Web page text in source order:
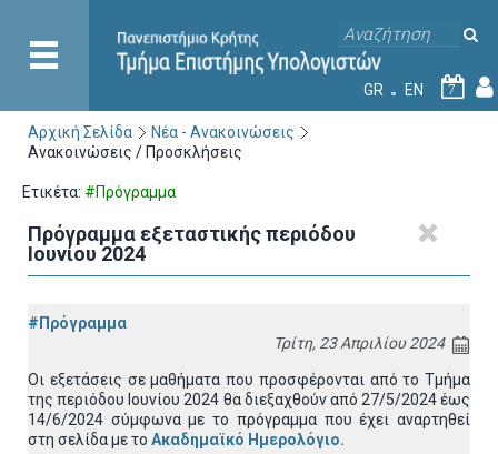
GR EN 7
Αρχική Σελίδα
Νέα - Ανακοινώσεις
Ανακοινώσεις / Προσκλήσεις
Ετικέτα: #Πρόγραμμα
Πρόγραμμα εξεταστικής περιόδου
Ιουνίου 2024
#Πρόγραμμα
Τρίτη, 23 Απριλίου 2024
Οι εξετάσεις σε μαθήματα που προσφέρονται από το Τμήμα
της περιόδου Ιουνίου 2024 θα διεξαχθούν από 27/5/2024 έως
14/6/2024 σύμφωνα με το πρόγραμμα που έχει αναρτηθεί
στη σελίδα με το Ακαδημαϊκό Ημερολόγιο.